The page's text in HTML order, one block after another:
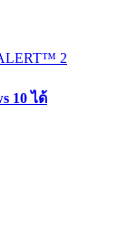
10 ได้